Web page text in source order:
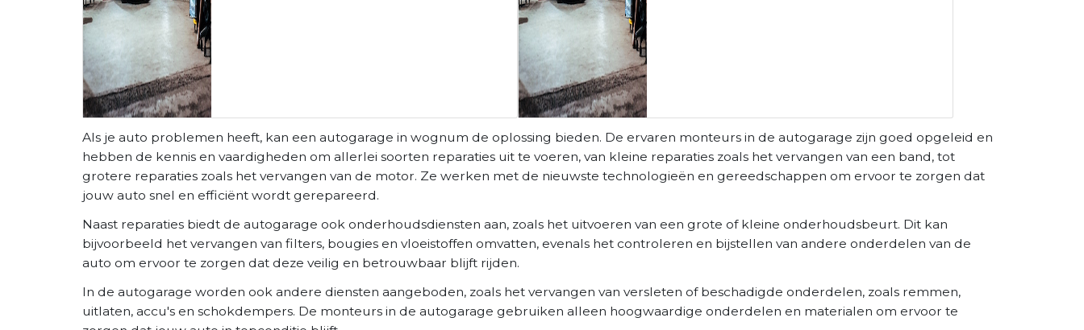
Als je auto problemen heeft, kan een autogarage in wognum de oplossing bieden. De ervaren monteurs in de autogarage zijn goed opgeleid en
hebben de kennis en vaardigheden om allerlei soorten reparaties uit te voeren, van kleine reparaties zoals het vervangen van een band, tot
grotere reparaties zoals het vervangen van de motor. Ze werken met de nieuwste technologieën en gereedschappen om ervoor te zorgen dat
jouw auto snel en efficiënt wordt gerepareerd.
Naast reparaties biedt de autogarage ook onderhoudsdiensten aan, zoals het uitvoeren van een grote of kleine onderhoudsbeurt. Dit kan
bijvoorbeeld het vervangen van filters, bougies en vloeistoffen omvatten, evenals het controleren en bijstellen van andere onderdelen van de
auto om ervoor te zorgen dat deze veilig en betrouwbaar blijft rijden.
In de autogarage worden ook andere diensten aangeboden, zoals het vervangen van versleten of beschadigde onderdelen, zoals remmen,
uitlaten, accu's en schokdempers. De monteurs in de autogarage gebruiken alleen hoogwaardige onderdelen en materialen om ervoor te